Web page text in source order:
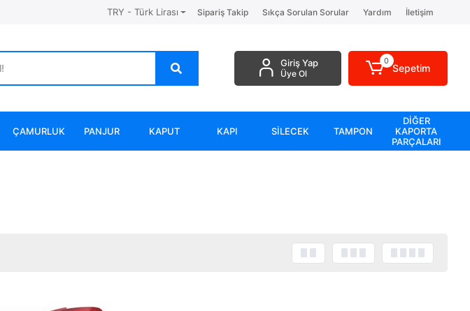
TRY - Türk Lirası Sipariş Takip Sıkça Sorulan Sorular Yardım İletişim
Giriş Yap
Üye Ol
0
Sepetim
ÇAMURLUK PANJUR KAPUT KAPI SİLECEK TAMPON
DİĞER
KAPORTA
PARÇALARI